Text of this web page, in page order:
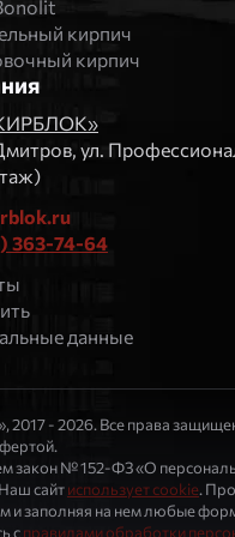
кирпич
кирпич
ул.
363-74-64
данные
2017 - 2026. Все права
закон № 152-ФЗ «О
сайтиспользует cookie.
и заполняя на нем любые
справилами обработки